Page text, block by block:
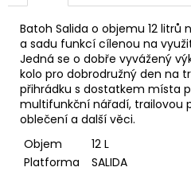
Batoh Salida o objemu 12
a sadu funkcí cílenou na
Jedná se o dobře vyvážený
kolo pro dobrodružný den na
přihrádku s dostatkem místa
multifunkční nářadí, trailovou
oblečení a další věci.
Objem
12 L
Platforma
SALIDA
LANKO
ŘADÍCÍ
PRO-
T
PLUS
MTB
TEFLON
2100MM
BLISTR
128
Kč